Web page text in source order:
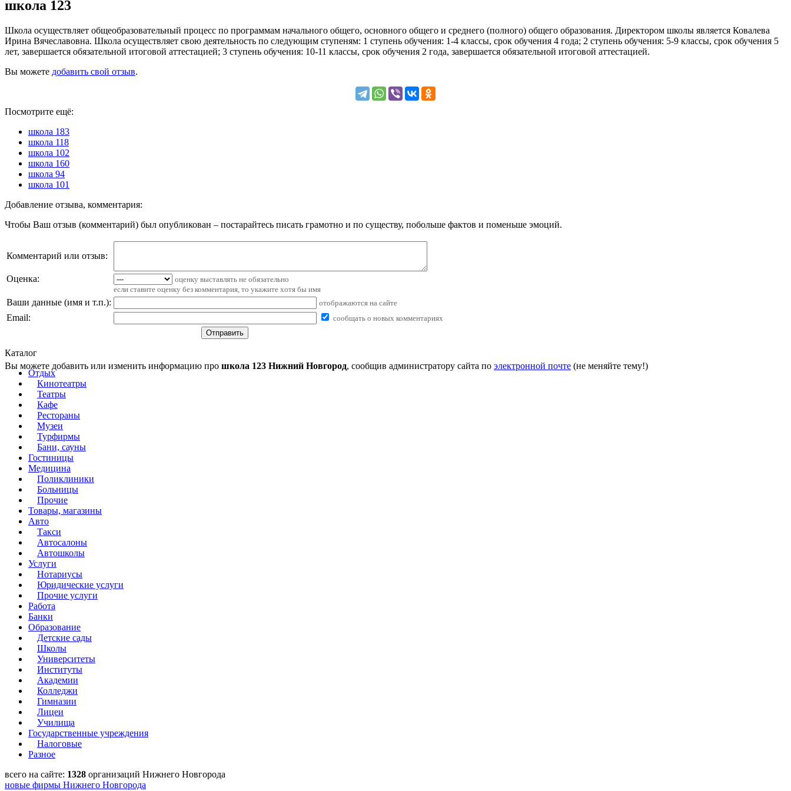
школа 123
Школа осуществляет общеобразовательный процесс по программам начального общего, основного общего и среднего (полного) общего образования. Директором школы является Ковалева
Ирина Вячеславовна. Школа осуществляет свою деятельность по следующим ступеням: 1 ступень обучения: 1-4 классы, срок обучения 4 года; 2 ступень обучения: 5-9 классы, срок обучения 5
лет, завершается обязательной итоговой аттестацией; 3 ступень обучения: 10-11 классы, срок обучения 2 года, завершается обязательной итоговой аттестацией.
Вы можете добавить свой отзыв.
Посмотрите ещё:
школа 183
школа 118
школа 102
школа 160
школа 94
школа 101
Добавление отзыва, комментария:
Чтобы Ваш отзыв (комментарий) был опубликован – постарайтесь писать грамотно и по существу, побольше фактов и поменьше эмоций.
Комментарий или отзыв:
Оценка:
оценку выставлять не обязательно
если ставите оценку без комментария, то укажите хотя бы имя
Ваши данные (имя и т.п.): отображаются на сайте
Email: сообщать о новых комментариях
Вы можете добавить или изменить информацию про школа 123 Нижний Новгород, сообщив администратору сайта по электронной почте (не меняйте тему!)
Каталог
Отдых
Кинотеатры
Театры
Кафе
Рестораны
Музеи
Турфирмы
Бани, сауны
Гостиницы
Медицина
Поликлиники
Больницы
Прочие
Товары, магазины
Авто
Такси
Автосалоны
Автошколы
Услуги
Нотариусы
Юридические услуги
Прочие услуги
Работа
Банки
Образование
Детские сады
Школы
Университеты
Институты
Академии
Колледжи
Гимназии
Лицеи
Училища
Государственные учреждения
Налоговые
Разное
всего на сайте: 1328 организаций Нижнего Новгорода
новые фирмы Нижнего Новгорода